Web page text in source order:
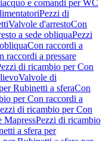
e comandi per WC
Pezzi di
Valvole d'arrestoCon
a sede obliquaPezzi
Con raccordi a
raccordi a pressare
di ricambio per Con
Valvole di
Rubinetti a sferaCon
per Con raccordi a
di ricambio per Con
MapressPezzi di ricambio
a sfera per